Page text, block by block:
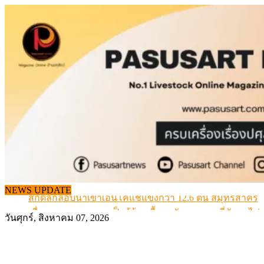
content
NEWS UPDATE
สกัดลักลอบนำเข้าเอ็นโคแช่แข็งกว่า 12.6 ตัน สมุทรสาคร
เมื่อเกษตรกรถูกมองเป็นผู้ร้ายเบื้องหลังราคาหมูที่สังคมไม่
สุดอั้น! ไข่ไก่หน้าฟาร์มปรับขึ้นอีก 6 บาท/แผง เริ่ม 7 ส.ค.69
วันศุกร์, สิงหาคม 07, 2026